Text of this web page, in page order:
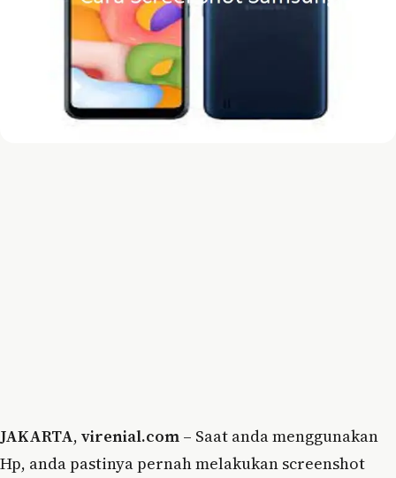
JAKARTA, virenial.com – Saat anda menggunakan
Hp, anda pastinya pernah melakukan screenshot